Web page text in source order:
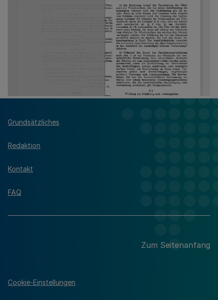
Grundsätzliches
Redaktion
Kontakt
FAQ
Zum Seitenanfang
Cookie-Einstellungen